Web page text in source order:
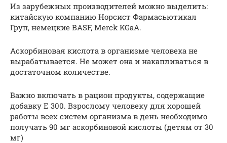
Из зарубежных производителей можно выделить:
китайскую компанию Норсист Фармасьютикал
Груп, немецкие BASF, Merck KGaA.
Аскорбиновая кислота в организме человека не
вырабатывается. Не может она и накапливаться в
достаточном количестве.
Важно включать в рацион продукты, содержащие
добавку Е 300. Взрослому человеку для хорошей
работы всех систем организма в день необходимо
получать 90 мг аскорбиновой кислоты (детям от 30
мг)